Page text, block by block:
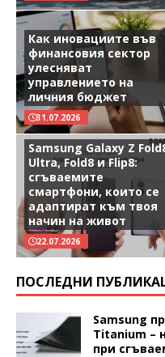
Как иновациите във
финансовия сектор
улесняват
управлението на
личния бюджет
31.07.2026
Samsung Galaxy Z
Ultra, Fold8 и Flip8:
сгъваемите
смартфони, които се
адаптират към твоя
начин на живот
22.07.2026
ПОСЛЕДНИ
Samsung
Titanium –
при